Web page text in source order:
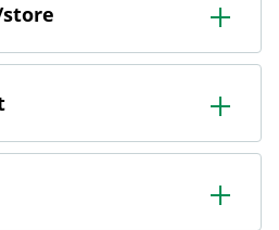
in die Filiale oder nach Hause
hier in der Filiale abholen